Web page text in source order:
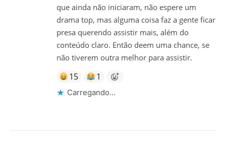
que ainda não iniciaram, não espere um
drama top, mas alguma coisa faz a gente ficar
presa querendo assistir mais, além do
conteúdo claro. Então deem uma chance, se
não tiverem outra melhor para assistir.
15 1
Carregando...